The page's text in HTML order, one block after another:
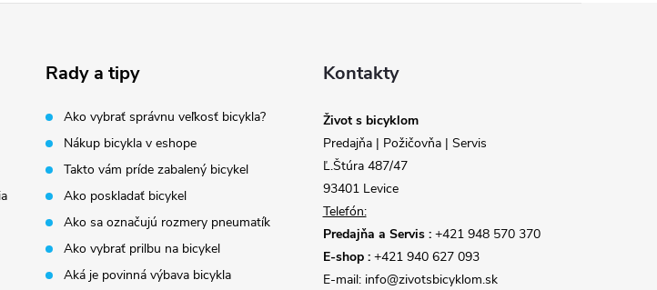
Rady a tipy
Ako vybrať správnu veľkosť bicykla?
Nákup bicykla v eshope
Takto vám príde zabalený bicykel
Ako poskladať bicykel
Ako sa označujú rozmery pneumatík
Ako vybrať prilbu na bicykel
Aká je povinná výbava bicykla
Kontakty
Život s bicyklom
Predajňa | Požičovňa | Servis
Ľ.Štúra 487/47
93401 Levice
Telefón:
Predajňa a Servis :+421 948 570 370
E-shop : +421 940 627 093
E-mail: info@zivotsbicyklom.sk